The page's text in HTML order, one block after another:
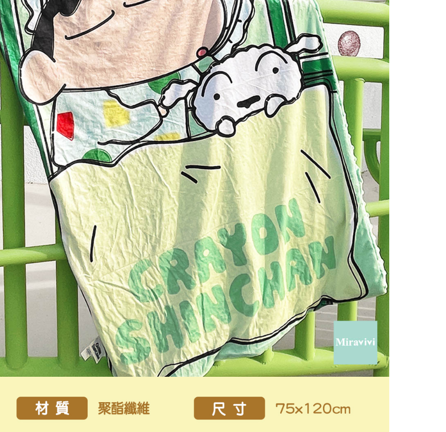
付客戶支援中心」https://netprotections.freshdesk.com/support/home
【注意事項】
１．透過由恩沛科技股份有限公司提供之「AFTEE先享後付」服務完成之
交易，需依本服務之必要範圍內提供個人資料，並將交易相關給付款項請
求債權轉讓予恩沛科技股份有限公司。
２．關於個人資料處理事宜，請瀏覽以下網址：
https://aftee.tw/terms/#terms3
３．未成年的使用者請事先徵得法定代理人或監護人之同意方可使用
「AFTEE先享後付」，若未經同意申辦者引起之損失，本公司不負相關責
任。
４．使用「AFTEE先享後付」時，將依據個別帳號之用戶狀況，依本公司
即時審查核予不同之上限額度；若仍有額度不足之情形，本公司將視審查
結果請求用戶進行身份認證。
５．嚴禁一人註冊多個帳號或使用他人資訊註冊。若發現惡意使用之情
形，恩沛科技股份有限公司將有權停止該用戶之使用額度並採取法律行
付款後7-11取貨
每筆NT$60，滿NT$499(含以上)免運費
宅配
每筆NT$120，滿NT$499(含以上)免運費
海外宅配 查看運費